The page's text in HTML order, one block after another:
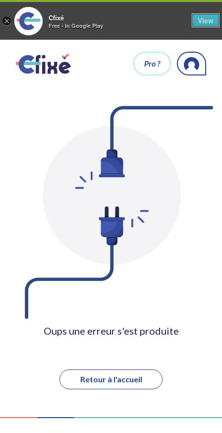
× Cfixé
Free - In Google Play
View
Pro ?
Oups une erreur s'est produite
Retour à l'accueil